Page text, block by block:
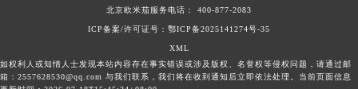
北京欧米茄服务电话： 400-877-2083
ICP备案/许可证号：鄂ICP备2025141274号-35
XML
如权利人或知情人士发现本站内容存在事实错误或涉及版权、名誉权等侵权问题，请通过邮
箱：2557628530@qq.com 与我们联系，我们将在收到通知后立即依法处理。当前页面信息